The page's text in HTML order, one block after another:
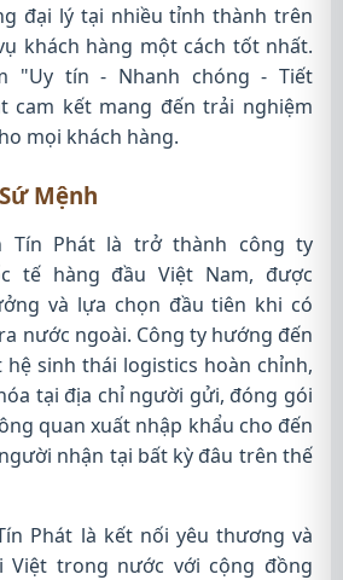
đại lý tại nhiều tỉnh thành trên
khách hàng một cách tốt nhất.
"Uy tín - Nhanh chóng - Tiết
cam kết mang đến trải nghiệm
mọi khách hàng.
Mệnh
Tín Phát là trở thành công ty
tế hàng đầu Việt Nam, được
và lựa chọn đầu tiên khi có
nước ngoài. Công ty hướng đến
sinh thái logistics hoàn chỉnh,
tại địa chỉ người gửi, đóng gói
quan xuất nhập khẩu cho đến
nhận tại bất kỳ đâu trên thế
Phát là kết nối yêu thương và
trong nước với cộng đồng